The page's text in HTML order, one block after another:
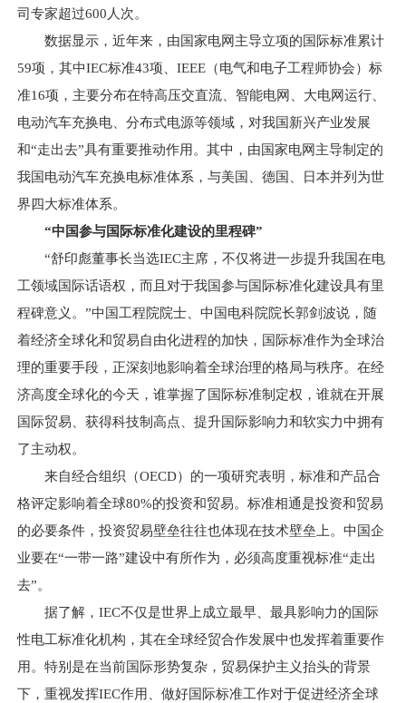
司专家超过600人次。
数据显示，近年来，由国家电网主导立项的国际标准累计
59项，其中IEC标准43项、IEEE（电气和电子工程师协会）标
准16项，主要分布在特高压交直流、智能电网、大电网运行、
电动汽车充换电、分布式电源等领域，对我国新兴产业发展
和“走出去”具有重要推动作用。其中，由国家电网主导制定的
我国电动汽车充换电标准体系，与美国、德国、日本并列为世
界四大标准体系。
“中国参与国际标准化建设的里程碑”
“舒印彪董事长当选IEC主席，不仅将进一步提升我国在电
工领域国际话语权，而且对于我国参与国际标准化建设具有里
程碑意义。”中国工程院院士、中国电科院院长郭剑波说，随
着经济全球化和贸易自由化进程的加快，国际标准作为全球治
理的重要手段，正深刻地影响着全球治理的格局与秩序。在经
济高度全球化的今天，谁掌握了国际标准制定权，谁就在开展
国际贸易、获得科技制高点、提升国际影响力和软实力中拥有
了主动权。
来自经合组织（OECD）的一项研究表明，标准和产品合
格评定影响着全球80%的投资和贸易。标准相通是投资和贸易
的必要条件，投资贸易壁垒往往也体现在技术壁垒上。中国企
业要在“一带一路”建设中有所作为，必须高度重视标准“走出
去”。
据了解，IEC不仅是世界上成立最早、最具影响力的国际
性电工标准化机构，其在全球经贸合作发展中也发挥着重要作
用。特别是在当前国际形势复杂，贸易保护主义抬头的背景
下，重视发挥IEC作用、做好国际标准工作对于促进经济全球